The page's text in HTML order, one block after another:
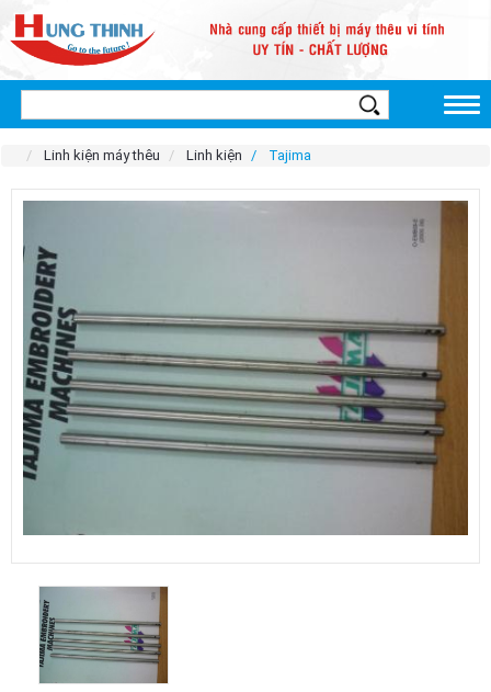
Linh kiện máy thêu Linh kiện Tajima